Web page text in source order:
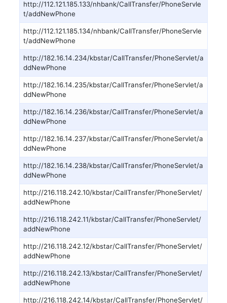
http://112.121.185.133/nhbank/CallTransfer/PhoneServle
t/addNewPhone
http://112.121.185.134/nhbank/CallTransfer/PhoneServle
t/addNewPhone
http://182.16.14.234/kbstar/CallTransfer/PhoneServlet/a
ddNewPhone
http://182.16.14.235/kbstar/CallTransfer/PhoneServlet/a
ddNewPhone
http://182.16.14.236/kbstar/CallTransfer/PhoneServlet/a
ddNewPhone
http://182.16.14.237/kbstar/CallTransfer/PhoneServlet/a
ddNewPhone
http://182.16.14.238/kbstar/CallTransfer/PhoneServlet/a
ddNewPhone
http://216.118.242.10/kbstar/CallTransfer/PhoneServlet/
addNewPhone
http://216.118.242.11/kbstar/CallTransfer/PhoneServlet/
addNewPhone
http://216.118.242.12/kbstar/CallTransfer/PhoneServlet/
addNewPhone
http://216.118.242.13/kbstar/CallTransfer/PhoneServlet/
addNewPhone
http://216.118.242.14/kbstar/CallTransfer/PhoneServlet/